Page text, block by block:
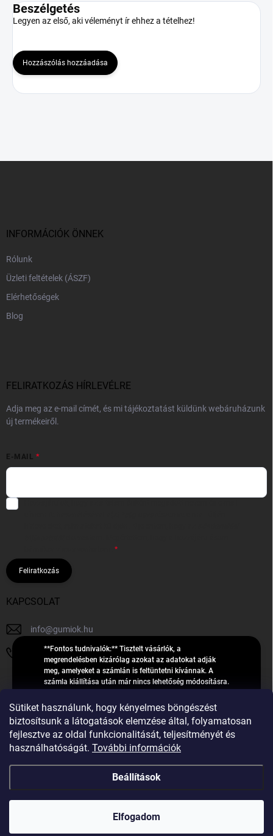
Sütiket használunk, hogy kényelmes böngészést
biztosítsunk a látogatások elemzése által, folyamatosan
fejlesztve az oldal funkcionalitását, teljesítményét és
használhatóságát. További információk
Beállítások
Elfogadom
**Fontos tudnivalók:** Tisztelt vásárlók, a
megrendelésben kizárólag azokat az adatokat adják
meg, amelyeket a számlán is feltüntetni kívánnak. A
számla kiállítása után már nincs lehetőség módosításra.
feldolgozása” státusz alatt van lehetőség! Csak új,
**2023-ban, 2024-ben vagy 2025-ben** gyártott
gumiabroncsokat árusítunk – a gumik **pontos DOT-
számáról nem adunk felvilágosítást**! Köszönjük. A
feldolgozás alatt álló nagyszámú megrendelésre
vagy feldolgozásáról való tájékoztatásra. Csak
válaszolunk a **[gumisuperke@gmail.com]
(mailto:gumisuperke@gmail.com)** címre küldött e-mail
Beszélgetés
Legyen az első, aki véleményt ír ehhez a tételhez!
Hozzászólás hozzáadása
INFORMÁCIÓK ÖNNEK
Rólunk
Üzleti feltételek (ÁSZF)
Elérhetőségek
Blog
FELIRATKOZÁS HÍRLEVÉLRE
Adja meg az e-mail címét, és mi tájékoztatást küldünk webáruházunk
új termékeiről.
E-MAIL
Feliratkozás
KAPCSOLAT
info@gumiok.hu
+36705429902
R
U
K
E
R
Árukereső.hu
gumiok
GumiOK.hu webáruház